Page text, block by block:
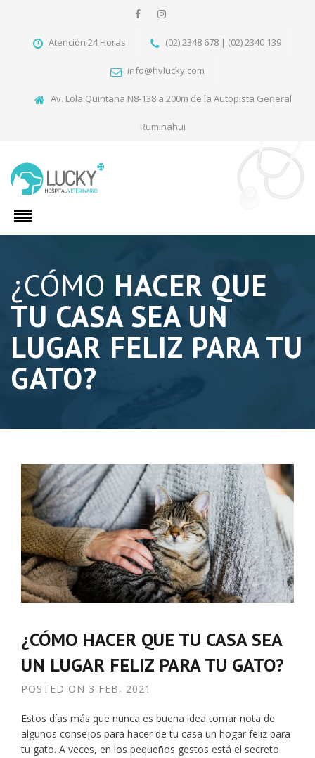
Atención 24 Horas (02) 2348 678 | (02) 2340 139
info@hvlucky.com
Av. Lola Quintana N8-138 a 200m de la Autopista General
Rumiñahui
¿CÓMO HACER QUE
TU CASA SEA UN
LUGAR FELIZ PARA TU
GATO?
¿CÓMO HACER QUE TU CASA SEA
UN LUGAR FELIZ PARA TU GATO?
POSTED ON 3 FEB, 2021
Estos días más que nunca es buena idea tomar nota de
algunos consejos para hacer de tu casa un hogar feliz para
tu gato. A veces, en los pequeños gestos está el secreto